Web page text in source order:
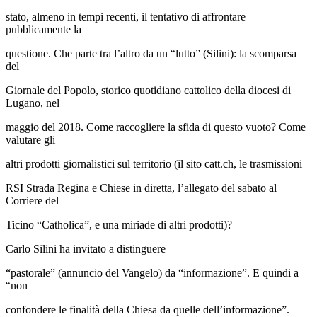
stato, almeno in tempi recenti, il tentativo di affrontare
pubblicamente la
questione. Che parte tra l’altro da un “lutto” (Silini): la scomparsa
del
Giornale del Popolo, storico quotidiano cattolico della diocesi di
Lugano, nel
maggio del 2018. Come raccogliere la sfida di questo vuoto? Come
valutare gli
altri prodotti giornalistici sul territorio (il sito catt.ch, le trasmissioni
RSI Strada Regina e Chiese in diretta, l’allegato del sabato al
Corriere del
Ticino “Catholica”, e una miriade di altri prodotti)?
Carlo Silini ha invitato a distinguere
“pastorale” (annuncio del Vangelo) da “informazione”. E quindi a
“non
confondere le finalità della Chiesa da quelle dell’informazione”.